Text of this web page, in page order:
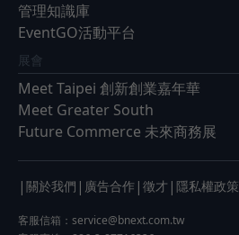
管理知識庫
EventGO活動平台
展會
Meet Taipei 創新創業嘉年華
Meet Greater South
Future Commerce 未來商務展
| 關於我們 | 廣告合作 | 徵才 | 隱私權政策
客服信箱： service@bnext.com.tw